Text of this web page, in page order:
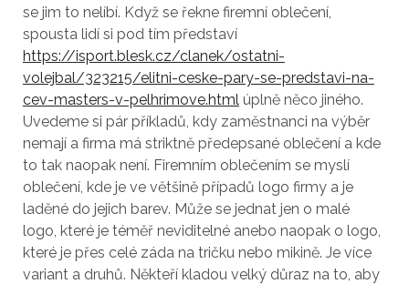
se jim to nelíbí. Když se řekne firemní oblečení,
spousta lidí si pod tím představí
https://isport.blesk.cz/clanek/ostatni-
volejbal/323215/elitni-ceske-pary-se-predstavi-na-
cev-masters-v-pelhrimove.htmlúplně něco jiného.
Uvedeme si pár příkladů, kdy zaměstnanci na výběr
nemají a firma má striktně předepsané oblečení a kde
to tak naopak není. Firemním oblečením se myslí
oblečení, kde je ve většině případů logo firmy a je
laděné do jejich barev. Může se jednat jen o malé
logo, které je téměř neviditelné anebo naopak o logo,
které je přes celé záda na tričku nebo mikině. Je více
variant a druhů. Někteří kladou velký důraz na to, aby